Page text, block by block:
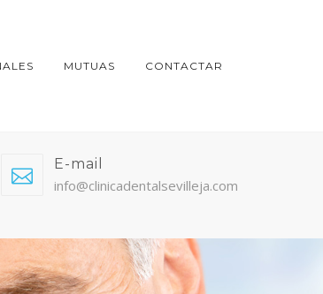
MUTUAS CONTACTAR
E-mail
info@clinicadentalsevilleja.com